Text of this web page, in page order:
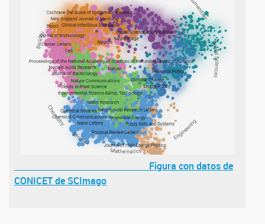
Figura con datos de
CONICET de SCImago